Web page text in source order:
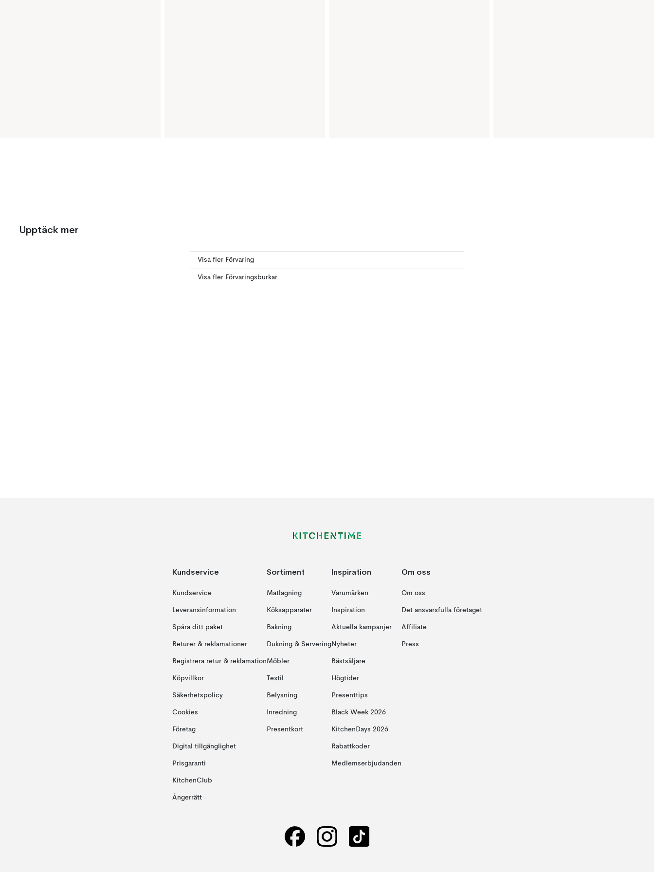
Upptäck mer
Visa fler Förvaring
Visa fler Förvaringsburkar
Kundservice
Kundservice
Leveransinformation
Spåra ditt paket
Returer & reklamationer
Registrera retur & reklamation
Köpvillkor
Säkerhetspolicy
Cookies
Företag
Digital tillgänglighet
Prisgaranti
KitchenClub
Ångerrätt
Sortiment
Matlagning
Köksapparater
Bakning
Dukning & Servering
Möbler
Textil
Belysning
Inredning
Presentkort
Inspiration
Varumärken
Inspiration
Aktuella kampanjer
Nyheter
Bästsäljare
Högtider
Presenttips
Black Week 2026
KitchenDays 2026
Rabattkoder
Medlemserbjudanden
Om oss
Om oss
Det ansvarsfulla företaget
Affiliate
Press